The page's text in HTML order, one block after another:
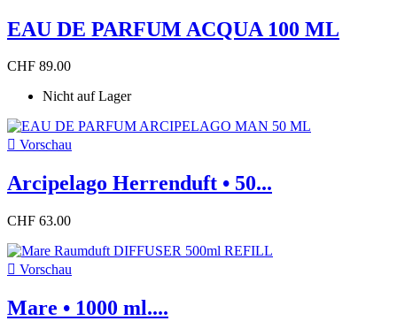
EAU DE PARFUM ACQUA 100 ML
CHF 89.00
Nicht auf Lager
 Vorschau
Arcipelago Herrenduft • 50...
CHF 63.00
 Vorschau
Mare • 1000 ml....